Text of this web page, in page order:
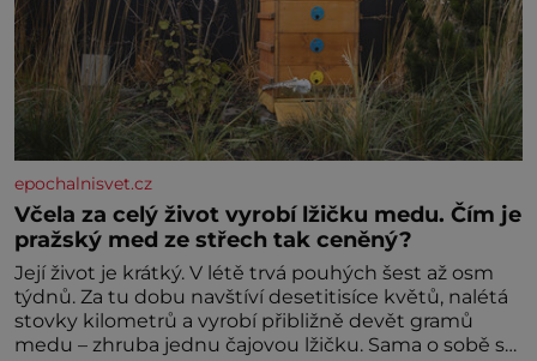
epochalnisvet.cz
Včela za celý život vyrobí lžičku medu. Čím je
pražský med ze střech tak ceněný?
Její život je krátký. V létě trvá pouhých šest až osm
týdnů. Za tu dobu navštíví desetitisíce květů, nalétá
stovky kilometrů a vyrobí přibližně devět gramů
medu – zhruba jednu čajovou lžičku. Sama o sobě se